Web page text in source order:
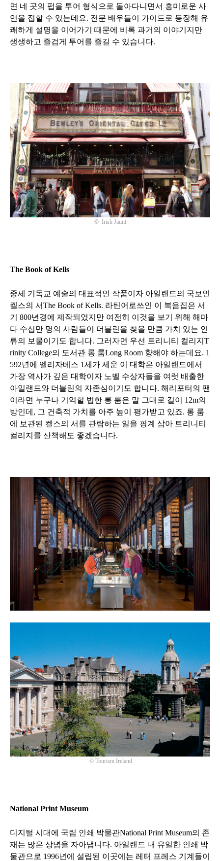
면 네 곳의 펍을 투어 형식으로 돌아다니면서 흥미로운 사
연을 접할 수 있는데요. 전문 배우들이 가이드로 등장해 유
쾌하게 설명을 이어가기 때문에 비록 과거의 이야기지만
생생하고 즐겁게 투어를 즐길 수 있습니다.
© Irish Jaunt
The Book of Kells
중세 기독교 예술의 대표적인 작품이자 아일랜드의 국보인
켈스의 서The Book of Kells. 라틴어로쓰인 이 복음집은 서
기 800년경에 제작되었지만 여전히 이것을 보기 위해 해마
다 수십만 명의 사람들이 더블린을 찾을 만큼 가치 있는 인
류의 보물이기도 합니다. 그러자면 우선 트리니티 컬리지 T
rinity College의 도서관 롱 룸Long Room 향해야 하는데요. 1
592년에 엘리자베스 1세가 세운 이 대학은 아일랜드에서
가장 역사가 깊은 대학이자 노벨 수상자들을 여럿 배출한
아일랜드와 더블린의 자존심이기도 합니다. 해리포터의 팬
이라면 누구나 기억할 법한 롱 룸은 말 그대로 길이 12m의
방인데 , 그 건축적 가치를 아주 높이 평가받고 있죠. 롱 룸
에 보관된 켈스의 서를 관람하는 일을 핑계 삼아 트리니티
컬리지를 산책해도 좋겠습니다.
© Tourism Ireland
National Print Museum
디지털 시대에 국립 인쇄 박물관National Print Museum의 존
재는 많은 상념을 자아냅니다. 아일랜드 내 유일한 인쇄 박
물관으로 1996년에 설립된 이곳에는 레터 프레스 기계들이